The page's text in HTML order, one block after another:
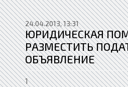
24.04.2013, 13:31
ЮРИДИЧЕСКАЯ
РАЗМЕСТИТЬ
ОБЪЯВЛЕНИЕ
1